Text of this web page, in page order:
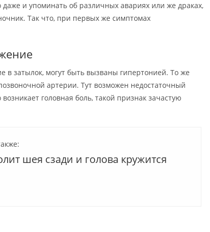
и упоминать об различных авариях или же драках,
Так что, при первых же симптомах
затылок, могут быть вызваны гипертонией. То же
артерии. Тут возможен недостаточный
головная боль, такой признак зачастую
шея сзади и голова кружится